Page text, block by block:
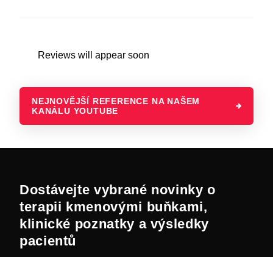
Reviews will appear soon
NEJNOVĚJŠÍ REFERENCE NA NAŠEM
KANÁLU YOUTUBE
Dostávejte vybrané novinky o
terapii kmenovými buňkami,
klinické poznatky a výsledky
pacientů